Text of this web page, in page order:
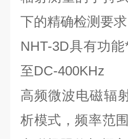
下的精确检测要求
NHT-3D具有功
至DC-400KHz
高频微波电磁辐
析模式，频率范